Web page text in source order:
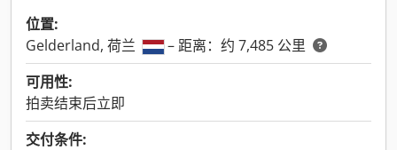
位置:
Gelderland, 荷兰
– 距离：约 7,485 公里
可用性:
拍卖结束后立即
交付条件: